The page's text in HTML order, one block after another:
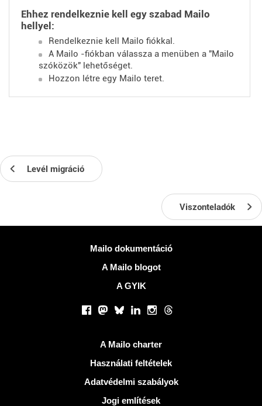
Ehhez rendelkeznie kell egy szabad Mailo
hellyel:
Rendelkeznie kell Mailo fiókkal.
A Mailo -fiókban válassza a menüben a "Mailo
szóközök" lehetőséget.
Hozzon létre egy Mailo teret.
Levél migráció
Viszonteladók
Mailo dokumentáció
A Mailo blogot
A GYIK
Facebook
Mastodon
BlueskyLinkedInInstagram
Threads
A Mailo charter
Használati feltételek
Adatvédelmi szabályok
Jogi említések